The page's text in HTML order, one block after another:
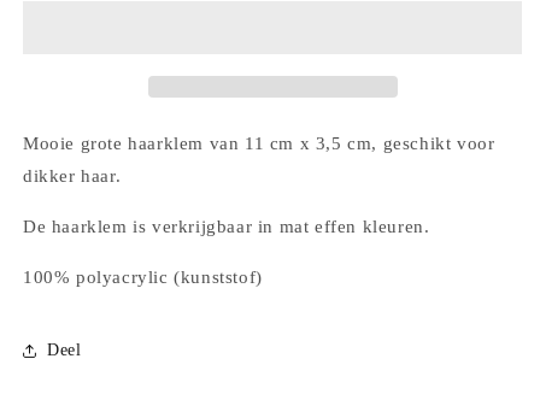
cm
Mooie grote haarklem van 11 cm x 3,5 cm, geschikt voor
dikker haar.
De haarklem is verkrijgbaar in mat effen kleuren.
100% polyacrylic (kunststof)
Deel